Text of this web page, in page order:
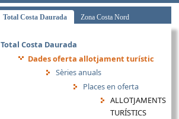
Total Costa Daurada
Zona Costa Nord
Total Costa Daurada
Dades oferta allotjament turístic
Sèries anuals
Places en oferta
ALLOTJAMENTS
TURÍSTICS